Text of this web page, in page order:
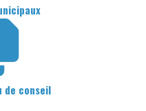
de conseil